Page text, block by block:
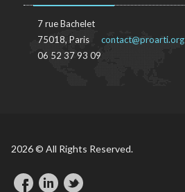
7 rue Bachelet
75018, Paris
06 52 37 93 09
contact@proarti.org
2026 © All Rights Reserved.